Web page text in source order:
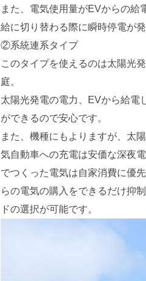
また、電気使用量がEVからの給
給に切り替わる際に瞬時停電が
②系統連系タイプ
このタイプを使えるのは太陽光
庭。
太陽光発電の電力、EVから給電
ができるので安心です。
また、機種にもよりますが、太
気自動車への充電は安価な深夜
でつくった電気は自家消費に優
らの電気の購入をできるだけ抑
ドの選択が可能です。